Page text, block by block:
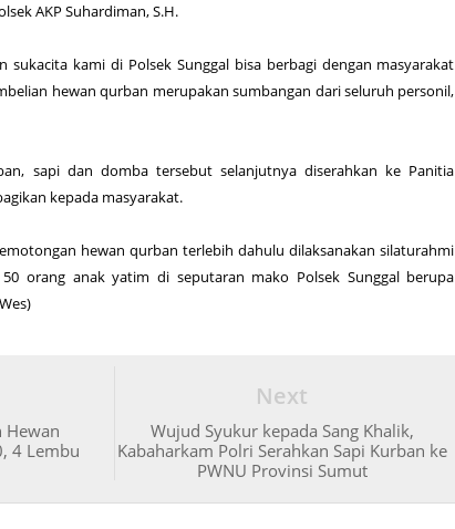
AKP Suhardiman, S.H.
sukacita kami di Polsek Sunggal bisa berbagi dengan masyarakat
hewan qurban merupakan sumbangan dari seluruh personil,
sapi dan domba tersebut selanjutnya diserahkan ke Panitia
kepada masyarakat.
hewan qurban terlebih dahulu dilaksanakan silaturahmi
orang anak yatim di seputaran mako Polsek Sunggal berupa
Next
Wujud Syukur kepada Sang Khalik,
Kabaharkam Polri Serahkan Sapi Kurban ke
PWNU Provinsi Sumut
Hewan
4 Lembu